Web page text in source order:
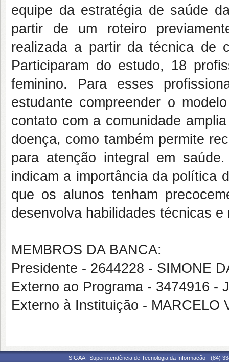
equipe da estratégia de saúde
partir de um roteiro
realizada a partir da técnica de
Participaram do estudo, 18
feminino. Para esses
estudante compreender o
contato com a comunidade
doença, como também permite
para atenção integral em
indicam a importância da política
que os alunos tenham
desenvolva habilidades técnicas
MEMBROS DA BANCA:
Presidente - 2644228 - SIMONE
Externo ao Programa - 3474916 -
Externo à Instituição - MARCELO
SIGAA | Superintendência de Tecnologia da Informação - (84)